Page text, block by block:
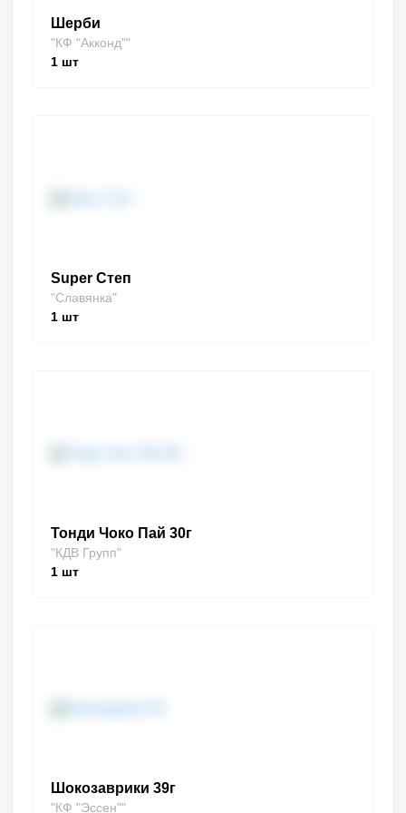
Шерби
"КФ "Акконд""
1 шт
Super Степ
"Славянка"
1 шт
Тонди Чоко Пай 30г
"КДВ Групп"
1 шт
Шокозаврики 39г
"КФ "Эссен""